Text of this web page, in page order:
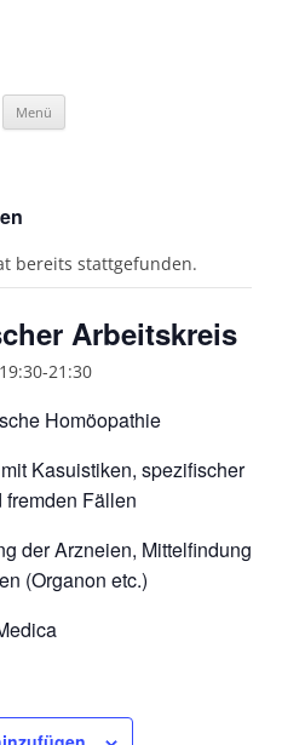
Menü
bereits stattgefunden.
Arbeitskreis
-21:30
Homöopathie
Kasuistiken, spezifischer
fremden Fällen
der Arzneien, Mittelfindung
(Organon etc.)